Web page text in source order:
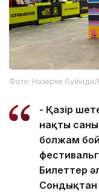
Фото: Назерке
- Қазір
нақты
болжам
Билеттер
Сондықтан